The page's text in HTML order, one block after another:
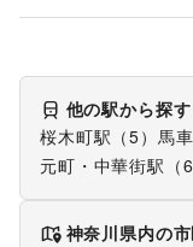
他の駅から探す
桜木町駅（5） 馬
元町・中華街駅（6
神奈川県内の